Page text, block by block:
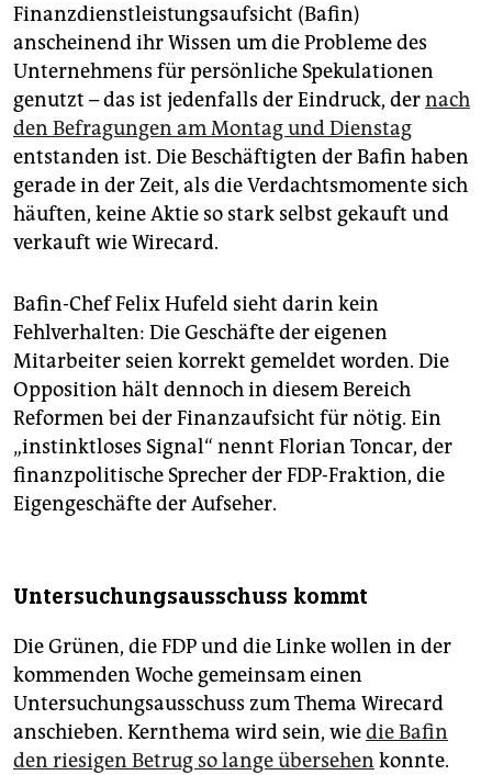
Finanzdienstleistungsaufsicht (Bafin)
anscheinend ihr Wissen um die Probleme des
Unternehmens für persönliche Spekulationen
genutzt – das ist jedenfalls der Eindruck, dernach
den Befragungen am Montag und Dienstag
entstanden ist. Die Beschäftigten der Bafin haben
gerade in der Zeit, als die Verdachtsmomente sich
häuften, keine Aktie so stark selbst gekauft und
verkauft wie Wirecard.
Bafin-Chef Felix Hufeld sieht darin kein
Fehlverhalten: Die Geschäfte der eigenen
Mitarbeiter seien korrekt gemeldet worden. Die
Opposition hält dennoch in diesem Bereich
Reformen bei der Finanzaufsicht für nötig. Ein
„instinktloses Signal“ nennt Florian Toncar, der
finanzpolitische Sprecher der FDP-Fraktion, die
Eigengeschäfte der Aufseher.
Untersuchungsausschuss kommt
Die Grünen, die FDP und die Linke wollen in der
kommenden Woche gemeinsam einen
Untersuchungsausschuss zum Thema Wirecard
anschieben. Kernthema wird sein, wiedie Bafin
den riesigen Betrug so lange übersehen konnte.